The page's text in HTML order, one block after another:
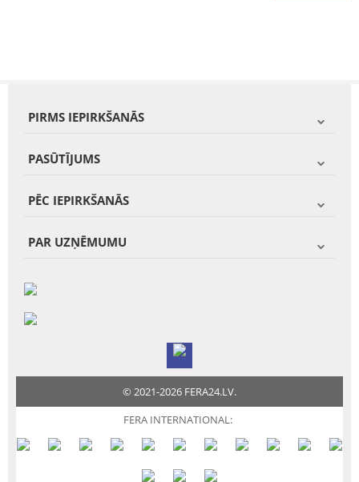
PIRMS IEPIRKŠANĀS
PASŪTĪJUMS
PĒC IEPIRKŠANĀS
PAR UZŅĒMUMU
© 2021-2026 FERA24.LV.
FERA INTERNATIONAL: